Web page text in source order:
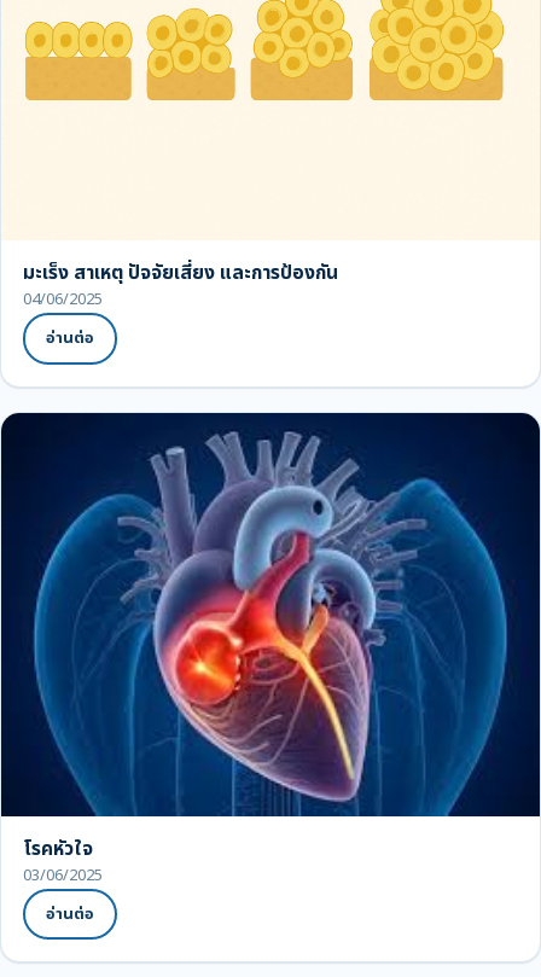
มะเร็ง สาเหตุ ปัจจัยเสี่ยง และการป้องกัน
04/06/2025
อ่านต่อ
โรคหัวใจ
03/06/2025
อ่านต่อ